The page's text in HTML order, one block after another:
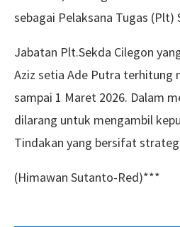
sebagai Pelaksana Tugas (Plt)
Jabatan Plt.Sekda Cilegon
Aziz setia Ade Putra terhitung
sampai 1 Maret 2026. Dalam
dilarang untuk mengambil
Tindakan yang bersifat
(Himawan Sutanto-Red)***